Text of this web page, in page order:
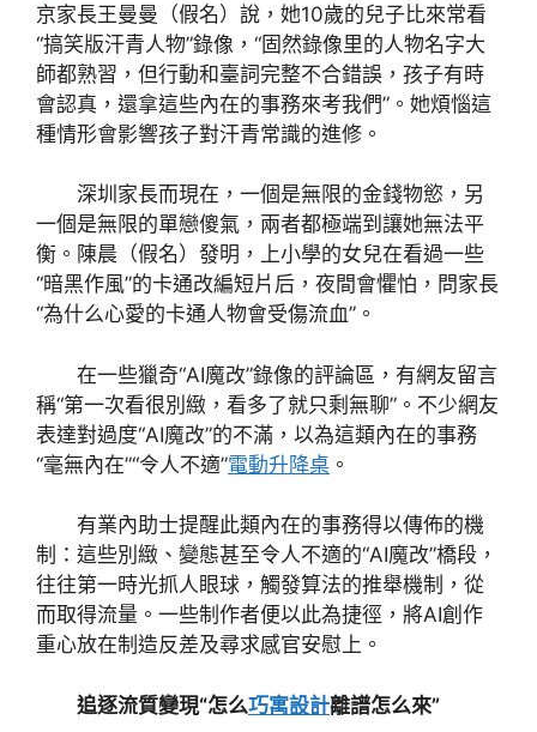
京家長王曼曼（假名）說，她10歲的兒子比來常看
“搞笑版汗青人物”錄像，“固然錄像里的人物名字大
師都熟習，但行動和臺詞完整不合錯誤，孩子有時
會認真，還拿這些內在的事務來考我們”。她煩惱這
種情形會影響孩子對汗青常識的進修。
深圳家長而現在，一個是無限的金錢物慾，另
一個是無限的單戀傻氣，兩者都極端到讓她無法平
衡。陳晨（假名）發明，上小學的女兒在看過一些
“暗黑作風”的卡通改編短片后，夜間會懼怕，問家長
“為什么心愛的卡通人物會受傷流血”。
在一些獵奇“AI魔改”錄像的評論區，有網友留言
稱“第一次看很別緻，看多了就只剩無聊”。不少網友
表達對過度“AI魔改”的不滿，以為這類內在的事務
“毫無內在”“令人不適”電動升降桌 。
有業內助士提醒此類內在的事務得以傳佈的機
制：這些別緻、變態甚至令人不適的“AI魔改”橋段，
往往第一時光抓人眼球，觸發算法的推舉機制，從
而取得流量。一些制作者便以此為捷徑，將AI創作
重心放在制造反差及尋求感官安慰上。
追逐流質變現“怎么巧寓設計離譜怎么來”